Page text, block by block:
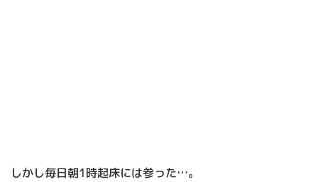
しかし毎日朝1時起床には参った…。